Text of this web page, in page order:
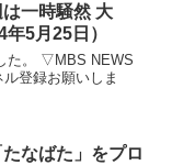
一時騒然 大
年5月25日）
た。 ▽MBS NEWS
登録お願いしま
なばた」をプロ